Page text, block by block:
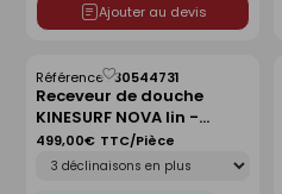
Ajouter au devis
Receveur de douche
KINESURF NOVA lin -
140x90 cm
Référence :30544731
499,00€ TTC/Pièce
Enregistrer
comme
liste